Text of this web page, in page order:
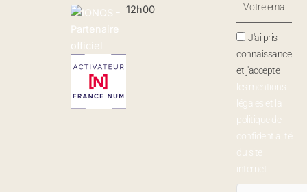
12h00
J'ai pris
connaissance
et j'accepte
les mentions
légales et la
politique de
confidentialité
du site
internet